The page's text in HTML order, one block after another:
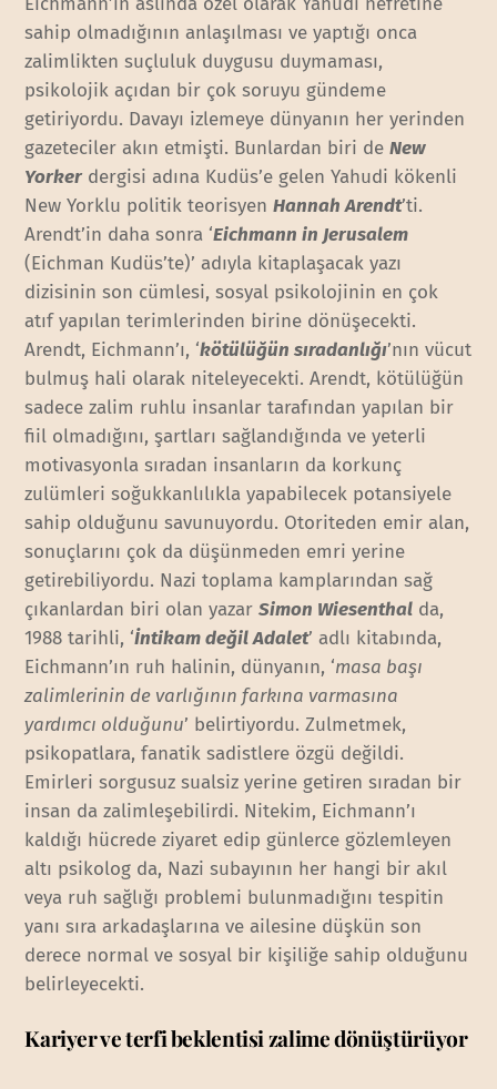
sahip olmadığının anlaşılması ve yaptığı onca
zalimlikten suçluluk duygusu duymaması,
psikolojik açıdan bir çok soruyu gündeme
getiriyordu. Davayı izlemeye dünyanın her yerinden
gazeteciler akın etmişti. Bunlardan biri deNew
Yorkerdergisi adına Kudüs’e gelen Yahudi kökenli
New Yorklu politik teorisyenHannah Arendt’ti.
Arendt’in daha sonra ‘Eichmann in Jerusalem
(Eichman Kudüs’te)’ adıyla kitaplaşacak yazı
dizisinin son cümlesi, sosyal psikolojinin en çok
atıf yapılan terimlerinden birine dönüşecekti.
Arendt, Eichmann’ı, ‘kötülüğün sıradanlığı’nın vücut
bulmuş hali olarak niteleyecekti. Arendt, kötülüğün
sadece zalim ruhlu insanlar tarafından yapılan bir
fiil olmadığını, şartları sağlandığında ve yeterli
motivasyonla sıradan insanların da korkunç
zulümleri soğukkanlılıkla yapabilecek potansiyele
sahip olduğunu savunuyordu. Otoriteden emir alan,
sonuçlarını çok da düşünmeden emri yerine
getirebiliyordu. Nazi toplama kamplarından sağ
çıkanlardan biri olan yazarSimon Wiesenthal da,
1988 tarihli, ‘İntikam değil Adalet’ adlı kitabında,
Eichmann’ın ruh halinin, dünyanın, ‘masa başı
zalimlerinin de varlığının farkına varmasına
yardımcı olduğunu’ belirtiyordu. Zulmetmek,
psikopatlara, fanatik sadistlere özgü değildi.
Emirleri sorgusuz sualsiz yerine getiren sıradan bir
insan da zalimleşebilirdi. Nitekim, Eichmann’ı
kaldığı hücrede ziyaret edip günlerce gözlemleyen
altı psikolog da, Nazi subayının her hangi bir akıl
veya ruh sağlığı problemi bulunmadığını tespitin
yanı sıra arkadaşlarına ve ailesine düşkün son
derece normal ve sosyal bir kişiliğe sahip olduğunu
belirleyecekti.
Kariyer ve terfi beklentisi zalime dönüştürüyor